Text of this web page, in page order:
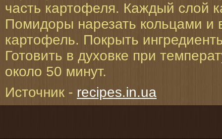
часть картофеля. Каждый слой
Помидоры нарезать кольцами и
картофель. Покрыть
Готовить в духовке при
около 50 минут.
Источник - recipes.in.ua